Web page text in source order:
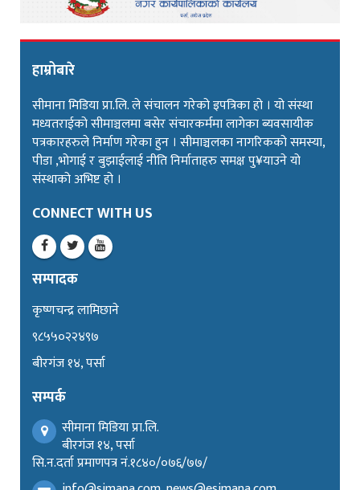
हाम्रोबारे
सीमाना मिडिया प्रा.लि. ले संचालन गरेको इपत्रिका हो । यो संस्था
मध्यतराईको सीमाञ्चलमा बसेर संचारकर्ममा लागेका ब्यवसायीक
पत्रकारहरुले निर्माण गरेका हुन । सीमाञ्चलका नागरिकको समस्या,
पीडा ,भोगाई र बुझाईलाई नीति निर्माताहरु समक्ष पु¥याउने यो
संस्थाको अभिष्ट हो ।
CONNECT WITH US
सम्पादक
कृष्णचन्द्र लामिछाने
९८५५०२२४९७
बीरगंज १४, पर्सा
सम्पर्क
सीमाना मिडिया प्रा.लि.
बीरगंज १४, पर्सा
सि.न.दर्ता प्रमाणपत्र नं.१८४०/०७६/७७/